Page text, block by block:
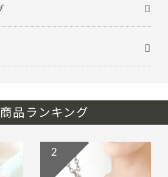
品ランキング
2